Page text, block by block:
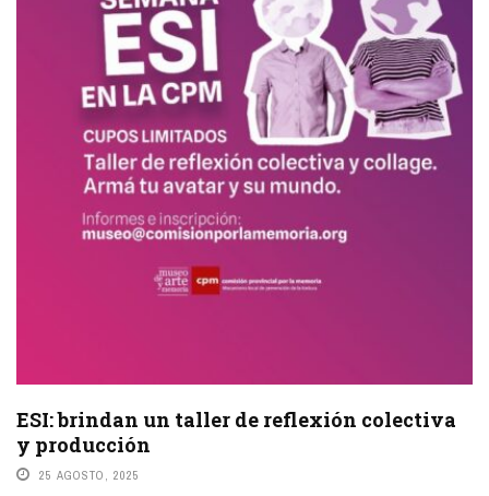
ESI: brindan un taller de reflexión colectiva
y producción
25 AGOSTO, 2025